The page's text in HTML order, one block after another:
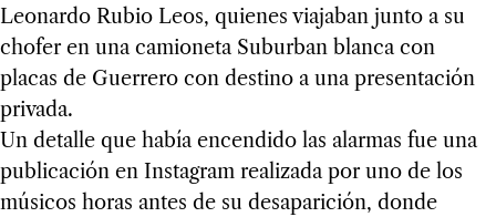
Leonardo Rubio Leos, quienes viajaban junto a su
chofer en una camioneta Suburban blanca con
placas de Guerrero con destino a una presentación
privada.
Un detalle que había encendido las alarmas fue una
publicación en Instagram realizada por uno de los
músicos horas antes de su desaparición, donde